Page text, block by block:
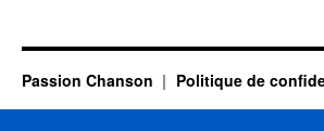
Passion Chanson Politique de